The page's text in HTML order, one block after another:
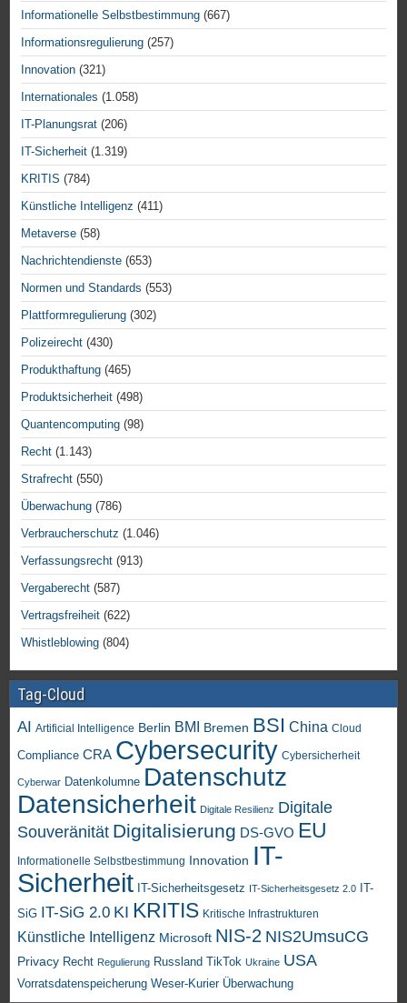
Informationelle Selbstbestimmung (667)
Informationsregulierung (257)
Innovation (321)
Internationales (1.058)
IT-Planungsrat (206)
IT-Sicherheit (1.319)
KRITIS (784)
Künstliche Intelligenz (411)
Metaverse (58)
Nachrichtendienste (653)
Normen und Standards (553)
Plattformregulierung (302)
Polizeirecht (430)
Produkthaftung (465)
Produktsicherheit (498)
Quantencomputing (98)
Recht (1.143)
Strafrecht (550)
Überwachung (786)
Verbraucherschutz (1.046)
Verfassungsrecht (913)
Vergaberecht (587)
Vertragsfreiheit (622)
Whistleblowing (804)
Tag-Cloud
AI Artificial Intelligence Berlin BMI Bremen BSI China Cloud
Compliance CRA Cybersecurity Cybersicherheit
Cyberwar Datenkolumne Datenschutz
Datensicherheit Digitale Resilienz Digitale
Souveränität Digitalisierung DS-GVO EU
Informationelle Selbstbestimmung Innovation IT-
Sicherheit IT-Sicherheitsgesetz IT-Sicherheitsgesetz 2.0
IT-
SiG IT-SiG 2.0 KI KRITIS Kritische Infrastrukturen
Künstliche Intelligenz Microsoft NIS-2 NIS2UmsuCG
Privacy Recht Regulierung Russland TikTok Ukraine USA
Vorratsdatenspeicherung Weser-Kurier Überwachung